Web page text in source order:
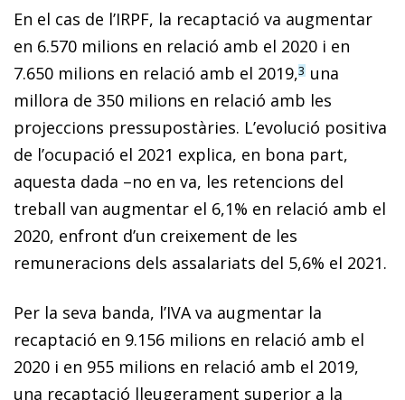
En el cas de l’IRPF, la recaptació va augmentar
en 6.570 milions en relació amb el 2020 i en
7.650 milions en relació amb el 2019,3 una
millora de 350 milions en relació amb les
projeccions pressupostàries. L’evolució positiva
de l’ocu­­pació el 2021 explica, en bona part,
aquesta dada –no en va, les retencions del
treball van augmentar el 6,1% en relació amb el
2020, enfront d’un creixement de les
remuneracions dels assalariats del 5,6% el 2021.
Per la seva banda, l’IVA va augmentar la
recaptació en 9.156 milions en relació amb el
2020 i en 955 milions en relació amb el 2019,
una recaptació lleugerament superior a la